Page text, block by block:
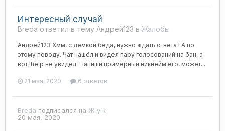
Интересный случай
Breda ответил в тему Андрей123 в Жалобы
Андрей123 Хмм, с демкой беда, нужно ждать ответа ГА по
этому поводу. Чат нашёл и видел пару голосований на бан, а
вот !help не увидел. Напиши примерный никнейм его, может...
21 мая, 2020 6 ответов
Breda подписался на Ж у к
20 мая, 2020